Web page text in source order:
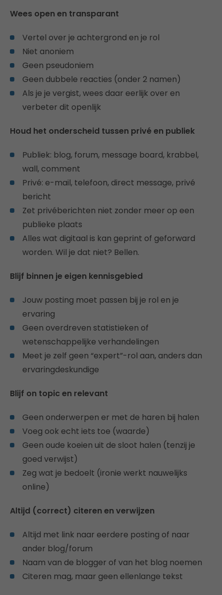
Wees open en transparant
Vertel over je achtergrond en je rol
Niet anoniem
Geen pseudoniem
Geen dubbele reacties (onder 2 namen)
Als je je vergist, wees daar eerlijk over en
verbeter dit openlijk
Houd het onderscheid tussen privé en publiek
Publiek: blog, forum, message board, krabbel,
wall, comment
Privé: e-mail, telefoon, direct message, privé
bericht
Zet privéberichten niet zonder meer op een
publieke plaats
Alles wat digitaal is kan geprint of geforward
worden. Wil je dat niet? Bellen.
Blijf binnen je eigen kennisgebied
Jouw posting moet passen bij je rol en je
ervaring
Geen overdreven statistieken of
wetenschappelijke verhandelingen
Meet je zelf geen “expert”-rol aan, anders dan
ervaringdeskundige
Blijf on topic en relevant
Geen onderwerpen er met de haren bij halen
Voeg ook echt iets toe (waarde)
Geen oude koeien uit de sloot halen (tenzij je
goed verwijst)
Zeg wat je bedoelt (ironie werkt nauwelijks
online)
Altijd (correct) citeren en verwijzen
Altijd met link naar eerdere posting of naar
ander blog/forum
Naam van de blogger of van het blog noemen
Citeren mag, maar geen ellenlange tekst